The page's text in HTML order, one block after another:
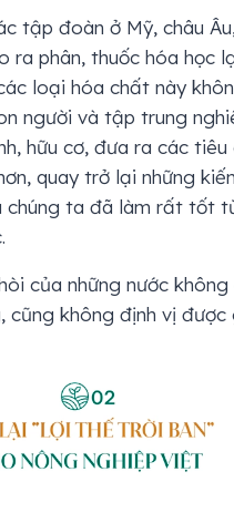
tập đoàn ở Mỹ, châu
ra phân, thuốc hóa học
loại hóa chất này
người và tập trung
hữu cơ, đưa ra các tiêu
quay trở lại những
chúng ta đã làm rất tốt
của những nước không
cũng không định vị được